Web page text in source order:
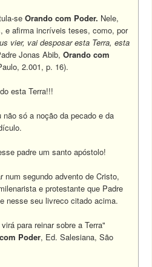
seOrando com Poder. Nele,
e afirma incríveis teses, como, por
vier, vai desposar esta Terra, esta
Jonas Abib,Orando com
2.001, p. 16).
esta Terra!!!
só a noção da pecado e da
padre um santo apóstolo!
num segundo advento de Cristo,
e protestante que Padre
nesse seu livreco citado acima.
para reinar sobre a Terra"
Poder, Ed. Salesiana, São